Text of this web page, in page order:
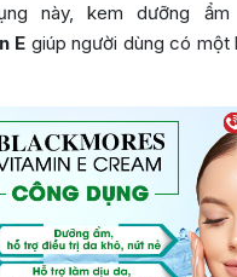
này, kem dưỡng
E giúp người dùng có một